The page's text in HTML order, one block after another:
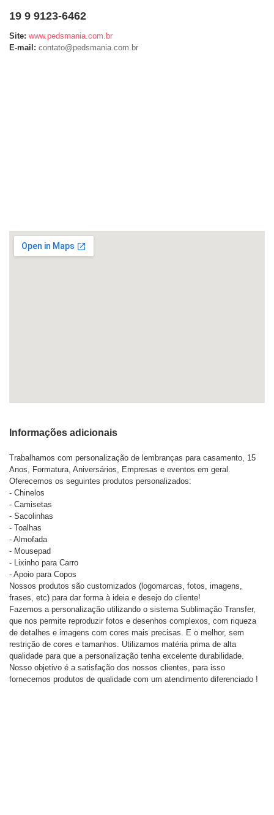
19 9 9123-6462
Site: www.pedsmania.com.br
E-mail: contato@pedsmania.com.br
Informações adicionais
Trabalhamos com personalização de lembranças para casamento, 15
Anos, Formatura, Aniversários, Empresas e eventos em geral.
Oferecemos os seguintes produtos personalizados:
- Chinelos
- Camisetas
- Sacolinhas
- Toalhas
- Almofada
- Mousepad
- Lixinho para Carro
- Apoio para Copos
Nossos produtos são customizados (logomarcas, fotos, imagens,
frases, etc) para dar forma à ideia e desejo do cliente!
Fazemos a personalização utilizando o sistema Sublimação Transfer,
que nos permite reproduzir fotos e desenhos complexos, com riqueza
de detalhes e imagens com cores mais precisas. E o melhor, sem
restrição de cores e tamanhos. Utilizamos matéria prima de alta
qualidade para que a personalização tenha excelente durabilidade.
Nosso objetivo é a satisfação dos nossos clientes, para isso
fornecemos produtos de qualidade com um atendimento diferenciado !